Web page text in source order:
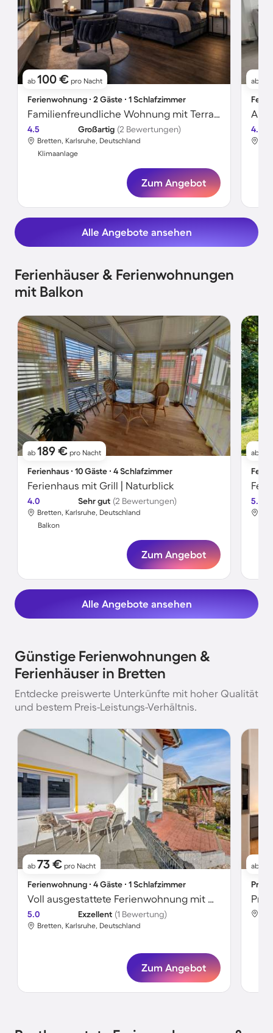
ab 100 € pro Nacht
Ferienwohnung ∙ 2 Gäste ∙ 1 Schlafzimmer
Familienfreundliche Wohnung mit Terrasse | Stadtblick
4.5 Großartig (2 Bewertungen)
Bretten, Karlsruhe, Deutschland
Klimaanlage
Zum Angebot
ab
4.3
Alle Angebote ansehen
Ferienhäuser & Ferienwohnungen
mit Balkon
ab 189 € pro Nacht
Ferienhaus ∙ 10 Gäste ∙ 4 Schlafzimmer
Ferienhaus mit Grill | Naturblick
4.0 Sehr gut (2 Bewertungen)
Bretten, Karlsruhe, Deutschland
Balkon
Zum Angebot
ab
5.0
Alle Angebote ansehen
Günstige Ferienwohnungen &
Ferienhäuser in Bretten
Entdecke preiswerte Unterkünfte mit hoher Qualität
und bestem Preis-Leistungs-Verhältnis.
ab 73 € pro Nacht
Ferienwohnung ∙ 4 Gäste ∙ 1 Schlafzimmer
Voll ausgestattete Ferienwohnung mit Garten und Terrasse
5.0 Exzellent (1 Bewertung)
Bretten, Karlsruhe, Deutschland
Zum Angebot
ab